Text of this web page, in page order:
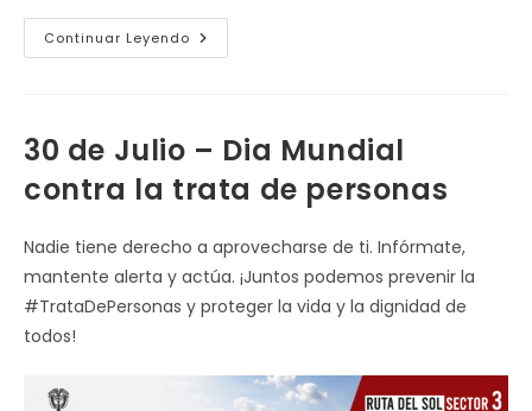
entrada:
entrada:
lectura:
Continuar Leyendo Señor
Usuario
Cuenta
Siguiente
30 de Julio – Dia Mundial
contra la trata de personas
Nadie tiene derecho a aprovecharse de ti. Infórmate,
mantente alerta y actúa. ¡Juntos podemos prevenir la
#TrataDePersonas y proteger la vida y la dignidad de
todos!